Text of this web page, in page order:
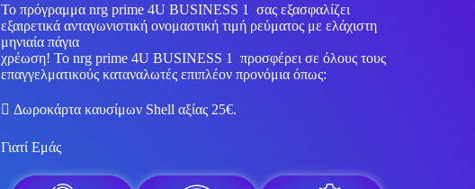
Το πρόγραμμα nrg prime 4U BUSINESS 1 σας εξασφαλίζει
εξαιρετικά ανταγωνιστική ονομαστική τιμή ρεύματος με ελάχιστη
μηνιαία πάγια
χρέωση! Το nrg prime 4U BUSINESS 1 προσφέρει σε όλους τους
επαγγελματικούς καταναλωτές επιπλέον προνόμια όπως:
 Δωροκάρτα καυσίμων Shell αξίας 25€.
Γιατί Εμάς